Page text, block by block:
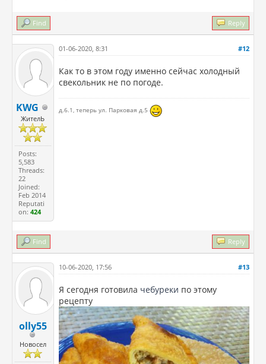
Find Reply
KWG
ЖителЬ
Posts:
5,583
Threads:
22
Joined:
Feb 2014
Reputati
on:424
#12
01-06-2020, 8:31
Как то в этом году именно сейчас холодный
свекольник не по погоде.
д.6.1, теперь ул. Парковая д.5
Find Reply
olly55
Новосел
#13
10-06-2020, 17:56
Я сегодня готовила чебуреки по этому
рецепту